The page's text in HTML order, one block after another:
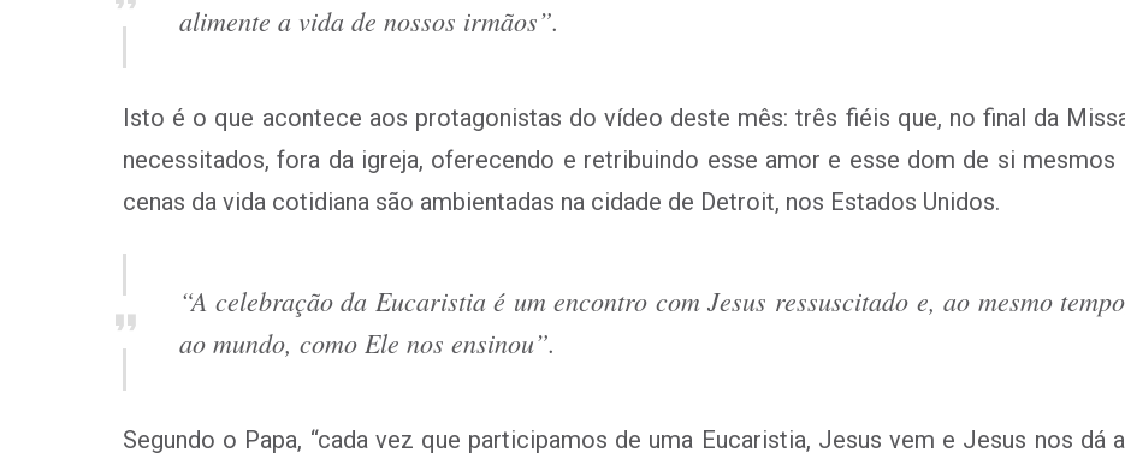
alimente a vida de nossos irmãos”.
Isto é o que acontece aos protagonistas do vídeo deste mês: três fiéis que, no final da
necessitados, fora da igreja, oferecendo e retribuindo esse amor e esse dom de si
cenas da vida cotidiana são ambientadas na cidade de Detroit, nos Estados Unidos.
“A celebração da Eucaristia é um encontro com Jesus ressuscitado e, ao mesmo
ao mundo, como Ele nos ensinou”.
Segundo o Papa, “cada vez que participamos de uma Eucaristia, Jesus vem e Jesus nos dá